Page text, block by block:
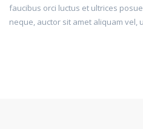
faucibus orci luctus et ultrices
neque, auctor sit amet aliquam vel,